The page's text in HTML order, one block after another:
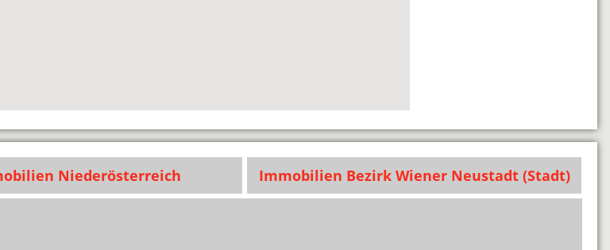
Niederösterreich Immobilien Bezirk Wiener Neustadt (Stadt)